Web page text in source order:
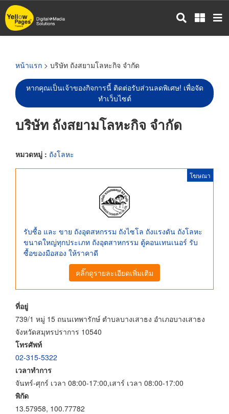
ข้าม
ไป
หน้าแรก > บริษัท ถังสยามโลหะกิจ จำกัด
หากคุณเป็นเจ้าของกิจการนี้ ติดต่อรับส่วนลดพิเศษ! เพื่อจัด
ทำเว็บไซต์
บริษัท ถังสยามโลหะกิจ จำกัด
หมวดหมู่ : ถังโลหะ
โฆษณา
รับซื้อ และ ขาย ถังอุตสหกรรม ถังไซโล ถังแรงดัน ถังโลหะ
ขนาดใหญ่ทุกประเภท ถังอุตสาหกรรม ตู้คอนเทนเนอร์ รับ
ซื้อของมือสอง ให้ราคาดี
คลิ๊กดูรายละเอียดเพิ่มเติม
ที่อยู่
739/1 หมู่ 15 ถนนเทพารักษ์ ตำบลบางเสาธง อำเภอบางเสาธง
จังหวัดสมุทรปราการ 10540
โทรศัพท์
02-315-5322
เวลาทำการ
จันทร์-ศุกร์ เวลา 08:00-17:00,เสาร์ เวลา 08:00-17:00
พิกัด
13.57958, 100.77782